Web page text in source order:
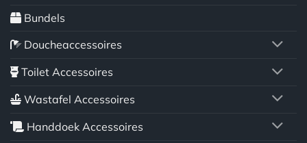
Bundels
Doucheaccessoires
Toilet Accessoires
Wastafel Accessoires
Handdoek Accessoires